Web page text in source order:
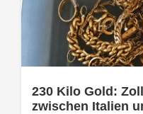
230 Kilo Gold:
zwischen Italien